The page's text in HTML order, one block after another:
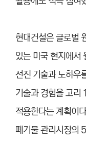
현대건설은 글로벌
있는 미국 현지에서
선진 기술과 노하우
기술과 경험을 고리
적용한다는 계획이
폐기물 관리시장의